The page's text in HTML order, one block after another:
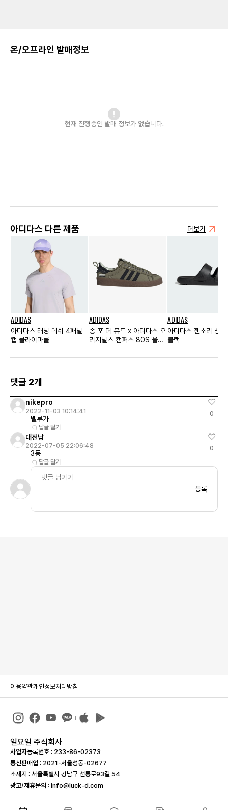
온/오프라인 발매정보
현재 진행중인 발매 정보가 없습니다.
아디다스 다른 제품 더보기
ADIDAS
아디다스 러닝 메쉬 4패널
캡 클라이마쿨
ADIDAS
송 포 더 뮤트 x 아디다스 오
리지널스 캠퍼스 80S 올리
ADIDAS
아디다스 젠소리 샌
블랙
댓글 2개
nikepro
2022-11-03 10:14:41
벨루가
답글 달기
0
대전남
2022-07-05 22:06:48
3등
답글 달기
0
등록
이용약관개인정보처리방침
일요일 주식회사
사업자등록번호 : 233-86-023­73
통신판매업 : 2021-서울성동-02677
소재지 : 서울특별시 강남구 선릉로93길 54
광고/제휴문의 : info@luck-d.com